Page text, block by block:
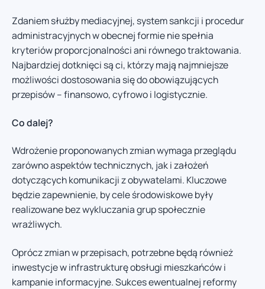
Zdaniem służby mediacyjnej, system sankcji i procedur
administracyjnych w obecnej formie nie spełnia
kryteriów proporcjonalności ani równego traktowania.
Najbardziej dotknięci są ci, którzy mają najmniejsze
możliwości dostosowania się do obowiązujących
przepisów – finansowo, cyfrowo i logistycznie.
Co dalej?
Wdrożenie proponowanych zmian wymaga przeglądu
zarówno aspektów technicznych, jak i założeń
dotyczących komunikacji z obywatelami. Kluczowe
będzie zapewnienie, by cele środowiskowe były
realizowane bez wykluczania grup społecznie
wrażliwych.
Oprócz zmian w przepisach, potrzebne będą również
inwestycje w infrastrukturę obsługi mieszkańców i
kampanie informacyjne. Sukces ewentualnej reformy